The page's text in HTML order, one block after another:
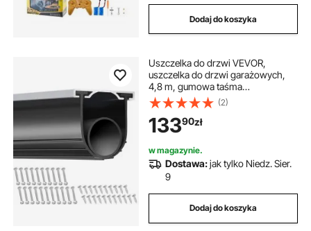
Dodaj do koszyka
Uszczelka do drzwi VEVOR,
uszczelka do drzwi garażowych,
4,8 m, gumowa taśma
uszczelniająca chroniąca przed
powietrzem, wilgocią i kurzem,
czarna, odpowiednia do drzwi
garażowych, rolet itp.
(2)
13390zł
w magazynie.
Dostawa:jak tylko Niedz. Sier.
9
Dodaj do koszyka